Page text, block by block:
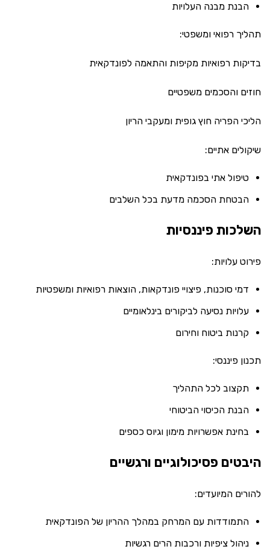
הבנת מבנה העלויות
תהליך רפואי ומשפטי:
בדיקות רפואיות מקיפות והתאמה לפונדקאית
חוזים והסכמים משפטיים
הליכי הפריה חוץ גופית ומעקבי הריון
שיקולים אתיים:
טיפול אתי בפונדקאית
הבטחת הסכמה מדעת בכל השלבים
השלכות פיננסיות
פירוט עלויות:
דמי סוכנות, פיצויי פונדקאות, הוצאות רפואיות ומשפטיות
עלויות נסיעה לביקורים בינלאומיים
קרנות ביטוח וחירום
תכנון פיננסי:
תקצוב לכל התהליך
הבנת הכיסוי הביטוחי
בחינת אפשרויות מימון וגיוס כספים
היבטים פסיכולוגיים ורגשיים
להורים המיועדים:
התמודדות עם המרחק במהלך ההריון של הפונדקאית
ניהול ציפיות ורכבות הרים רגשיות